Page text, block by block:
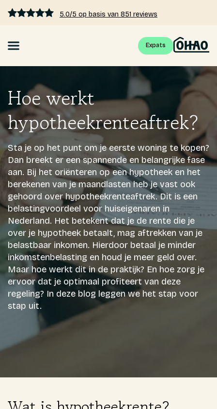
5.0/5 op basis van 851 reviews
Expats
Hypotheekrente vergelijken
Hypotheek berekenen
Kennis
Tarieven
Over ons
Login
Expats
Gratis kennismaking
Hoe werkt
hypotheekrenteaftrek?
Sta je op het punt om je eerste woning te kopen?
Dan breekt er een spannende en belangrijke fase
aan. Bij het oriënteren op een hypotheek en het
berekenen van je maandlasten heb je vast ook
gehoord over hypotheekrenteaftrek. Dit is een
belastingvoordeel voor huiseigenaren in
Nederland. Het betekent dat je de rente die je
over je hypotheek betaalt, mag aftrekken van je
belastbaar inkomen. Hierdoor betaal je minder
inkomstenbelasting en houd je meer geld over.
Maar hoe werkt dit in de praktijk? En hoe zorg je
ervoor dat je optimaal profiteert van deze
regeling? In deze blog leggen we het stap voor
stap uit.